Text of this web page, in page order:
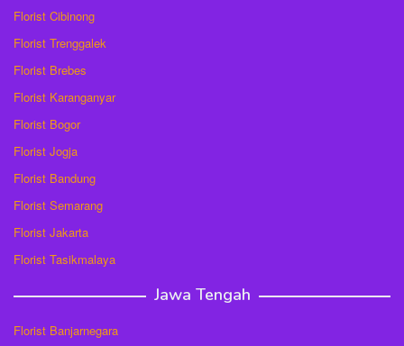
Florist Cibinong
Florist Trenggalek
Florist Brebes
Florist Karanganyar
Florist Bogor
Florist Jogja
Florist Bandung
Florist Semarang
Florist Jakarta
Florist Tasikmalaya
Jawa Tengah
Florist Banjarnegara